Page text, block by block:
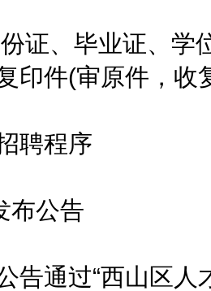
、毕业证、学
印件(审原件，收
程序
公告
通过“西山区人